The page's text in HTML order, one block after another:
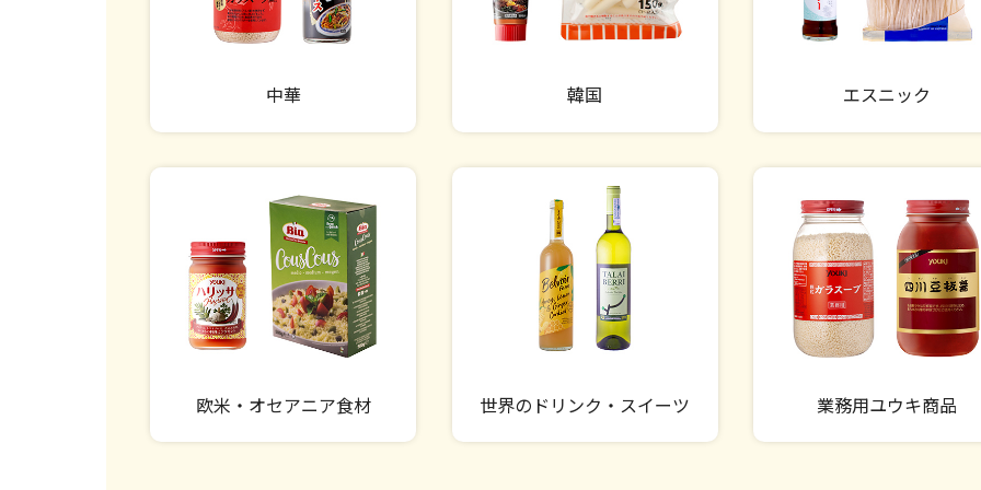
中華 韓国 エスニック
欧米・オセアニア食材 世界のドリンク・スイーツ 業務用ユウキ商品